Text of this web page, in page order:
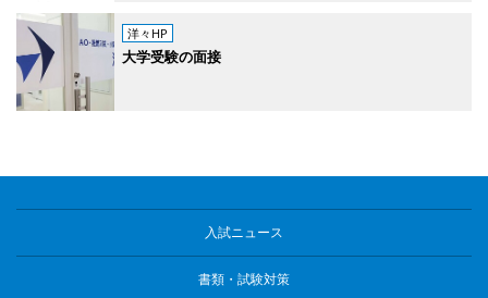
洋々HP
大学受験の面接
入試ニュース
書類・試験対策